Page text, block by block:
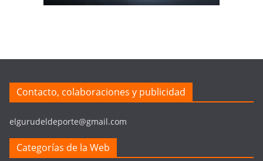
Contacto, colaboraciones y publicidad
elgurudeldeporte@gmail.com
Categorías de la Web